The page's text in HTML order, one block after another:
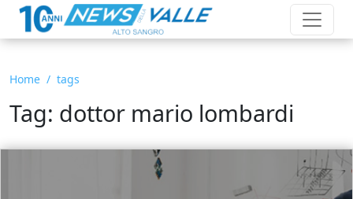
Home tags
Tag: dottor mario lombardi